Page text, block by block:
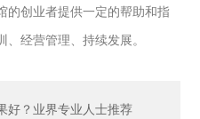
的创业者提供一定的帮助和指
经营管理、持续发展。
好？业界专业人士推荐